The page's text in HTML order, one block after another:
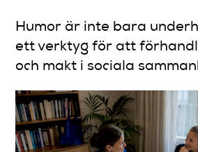
Humor är inte bara
ett verktyg för att
och makt i sociala